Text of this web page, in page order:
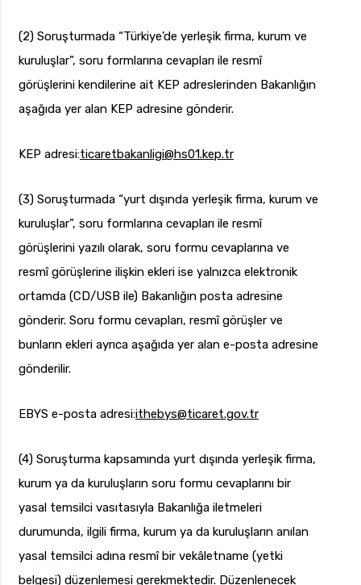
(2) Soruşturmada “Türkiye’de yerleşik firma, kurum ve
kuruluşlar”, soru formlarına cevapları ile resmî
görüşlerini kendilerine ait KEP adreslerinden Bakanlığın
aşağıda yer alan KEP adresine gönderir.
KEP adresi:ticaretbakanligi@hs01.kep.tr
(3) Soruşturmada “yurt dışında yerleşik firma, kurum ve
kuruluşlar”, soru formlarına cevapları ile resmî
görüşlerini yazılı olarak, soru formu cevaplarına ve
resmî görüşlerine ilişkin ekleri ise yalnızca elektronik
ortamda (CD/USB ile) Bakanlığın posta adresine
gönderir. Soru formu cevapları, resmî görüşler ve
bunların ekleri ayrıca aşağıda yer alan e-posta adresine
gönderilir.
EBYS e-posta adresi:ithebys@ticaret.gov.tr
(4) Soruşturma kapsamında yurt dışında yerleşik firma,
kurum ya da kuruluşların soru formu cevaplarını bir
yasal temsilci vasıtasıyla Bakanlığa iletmeleri
durumunda, ilgili firma, kurum ya da kuruluşların anılan
yasal temsilci adına resmî bir vekâletname (yetki
belgesi) düzenlemesi gerekmektedir. Düzenlenecek